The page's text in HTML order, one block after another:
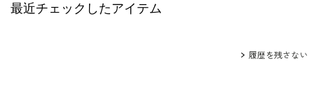
最近チェックしたアイテム
履歴を残さない